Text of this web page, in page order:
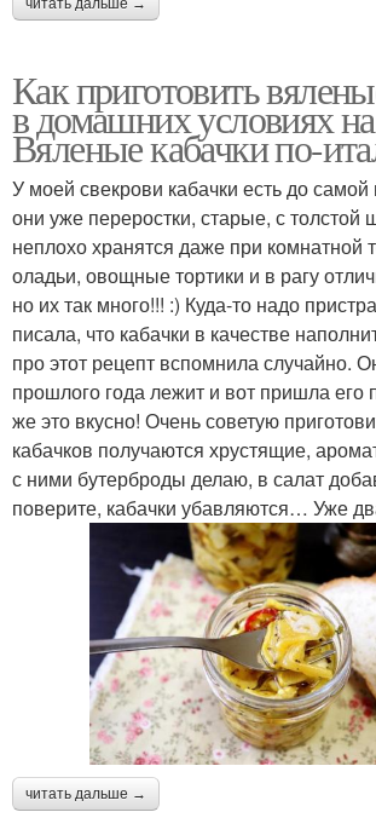
читать дальше →
Как приготовить
в домашних условиях
Вяленые кабачки по-
У моей свекрови кабачки есть до
они уже переростки, старые, с толстой
неплохо хранятся даже при комнатной
оладьи, овощные тортики и в рагу
но их так много!!! :) Куда-то надо
писала, что кабачки в качестве
про этот рецепт вспомнила случайно.
прошлого года лежит и вот пришла его
же это вкусно! Очень советую
кабачков получаются хрустящие,
с ними бутерброды делаю, в салат
поверите, кабачки убавляются… Уже
читать дальше →